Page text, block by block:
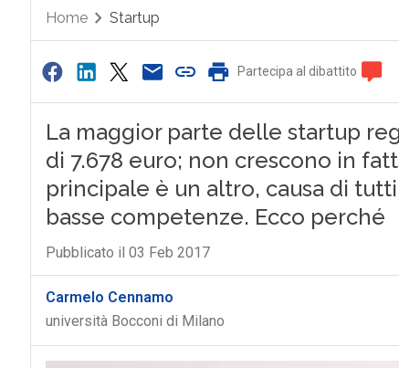
Home Startup
Partecipa al dibattito
La maggior parte delle startup
di 7.678 euro; non crescono in
principale è un altro, causa di
basse competenze. Ecco perché
Pubblicato il 03 Feb 2017
Carmelo Cennamo
università Bocconi di Milano